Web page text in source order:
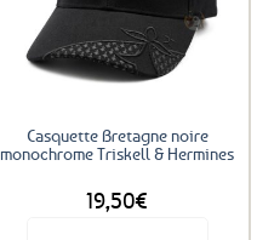
Ajouter
aux
favoris
Casquette Bretagne noire
monochrome Triskell & Hermines
19,50€